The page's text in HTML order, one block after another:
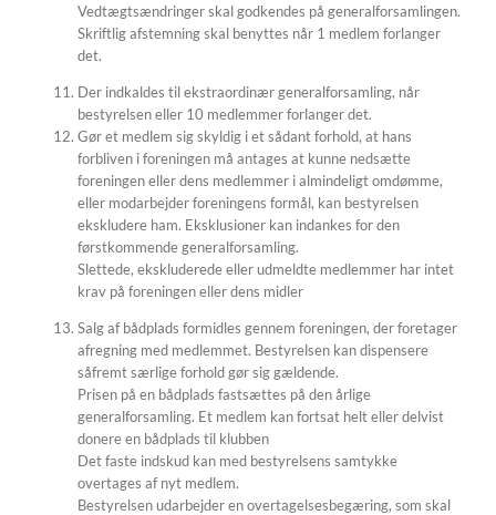
Vedtægtsændringer skal godkendes på generalforsamlingen.
Skriftlig afstemning skal benyttes når 1 medlem forlanger
det.
Der indkaldes til ekstraordinær generalforsamling, når
bestyrelsen eller 10 medlemmer forlanger det.
Gør et medlem sig skyldig i et sådant forhold, at hans
forbliven i foreningen må antages at kunne nedsætte
foreningen eller dens medlemmer i almindeligt omdømme,
eller modarbejder foreningens formål, kan bestyrelsen
ekskludere ham. Eksklusioner kan indankes for den
førstkommende generalforsamling.
Slettede, ekskluderede eller udmeldte medlemmer har intet
krav på foreningen eller dens midler
Salg af bådplads formidles gennem foreningen, der foretager
afregning med medlemmet. Bestyrelsen kan dispensere
såfremt særlige forhold gør sig gældende.
Prisen på en bådplads fastsættes på den årlige
generalforsamling. Et medlem kan fortsat helt eller delvist
donere en bådplads til klubben
Det faste indskud kan med bestyrelsens samtykke
overtages af nyt medlem.
Bestyrelsen udarbejder en overtagelsesbegæring, som skal